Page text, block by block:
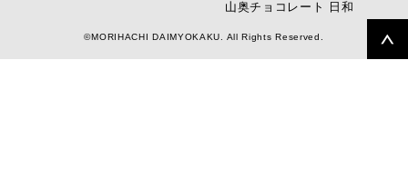
山奥チョコレート 日和
©MORIHACHI DAIMYOKAKU. All Rights Reserved.